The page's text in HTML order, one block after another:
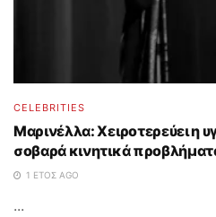
CELEBRITIES
Μαρινέλλα: Χειροτερεύει η
σοβαρά κινητικά
1 ΈΤΟΣ AGO
...